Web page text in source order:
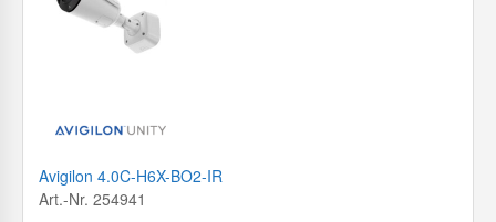
Avigilon 4.0C-H6X-BO2-IR
Art.-Nr. 254941